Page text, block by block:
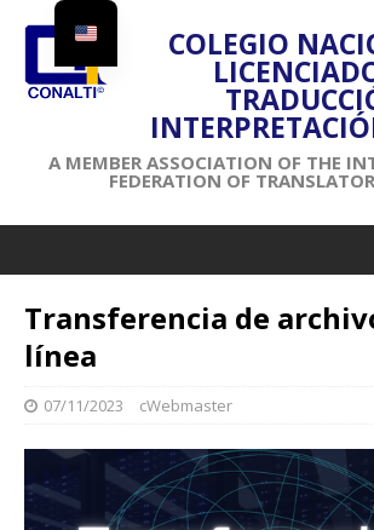
COLEGIO
A MEMBER ASSOCIATION OF THE
FEDERATION OF
Transferencia de
línea
07/11/2023 cWebmaster